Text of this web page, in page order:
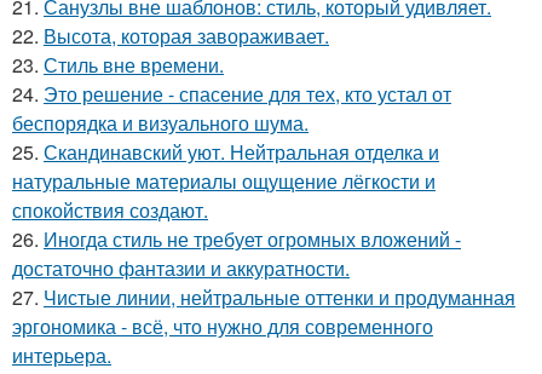
21. Санузлы вне шаблонов: стиль, который удивляет.
22. Высота, которая завораживает.
23. Стиль вне времени.
24. Это решение - спасение для тех, кто устал от
беспорядка и визуального шума.
25. Скандинавский уют. Нейтральная отделка и
натуральные материалы ощущение лёгкости и
спокойствия создают.
26. Иногда стиль не требует огромных вложений -
достаточно фантазии и аккуратности.
27. Чистые линии, нейтральные оттенки и продуманная
эргономика - всё, что нужно для современного
интерьера.